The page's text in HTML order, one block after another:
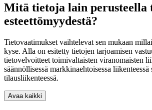
Mitä tietoja lain
esteettömyydestä?
Tietovaatimukset vaihtelevat sen mukaan
kyse. Alla on esitetty tietojen tarjoamisen
tietovelvoitteet toimivaltaisten viranomaisten
säännöllisessä markkinaehtoisessa liikenteessä
tilausliikenteessä.
Avaa kaikki